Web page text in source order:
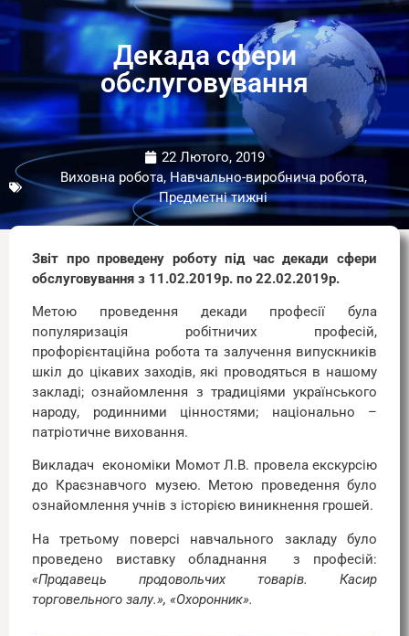
Декада сфери
обслуговування
22 Лютого, 2019
Виховна робота, Навчально-виробнича робота,
Предметні тижні
Звіт про проведену роботу під час декади сфери
обслуговування з 11.02.2019р. по 22.02.2019р.
Метою проведення декади професії була
популяризація робітничих професій,
профорієнтаційна робота та залучення випускників
шкіл до цікавих заходів, які проводяться в нашому
закладі; ознайомлення з традиціями українського
народу, родинними цінностями; національно –
патріотичне виховання.
Викладач економіки Момот Л.В. провела екскурсію
до Краєзнавчого музею. Метою проведення було
ознайомлення учнів з історією виникнення грошей.
На третьому поверсі навчального закладу було
проведено виставку обладнання з професій:
«Продавець продовольчих товарів. Касир
торговельного залу.», «Охоронник».